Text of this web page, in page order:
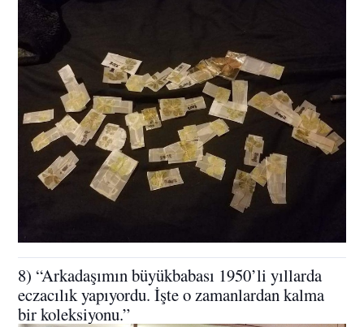
8) “Arkadaşımın büyükbabası 1950’li yıllarda
eczacılık yapıyordu. İşte o zamanlardan kalma
bir koleksiyonu.”